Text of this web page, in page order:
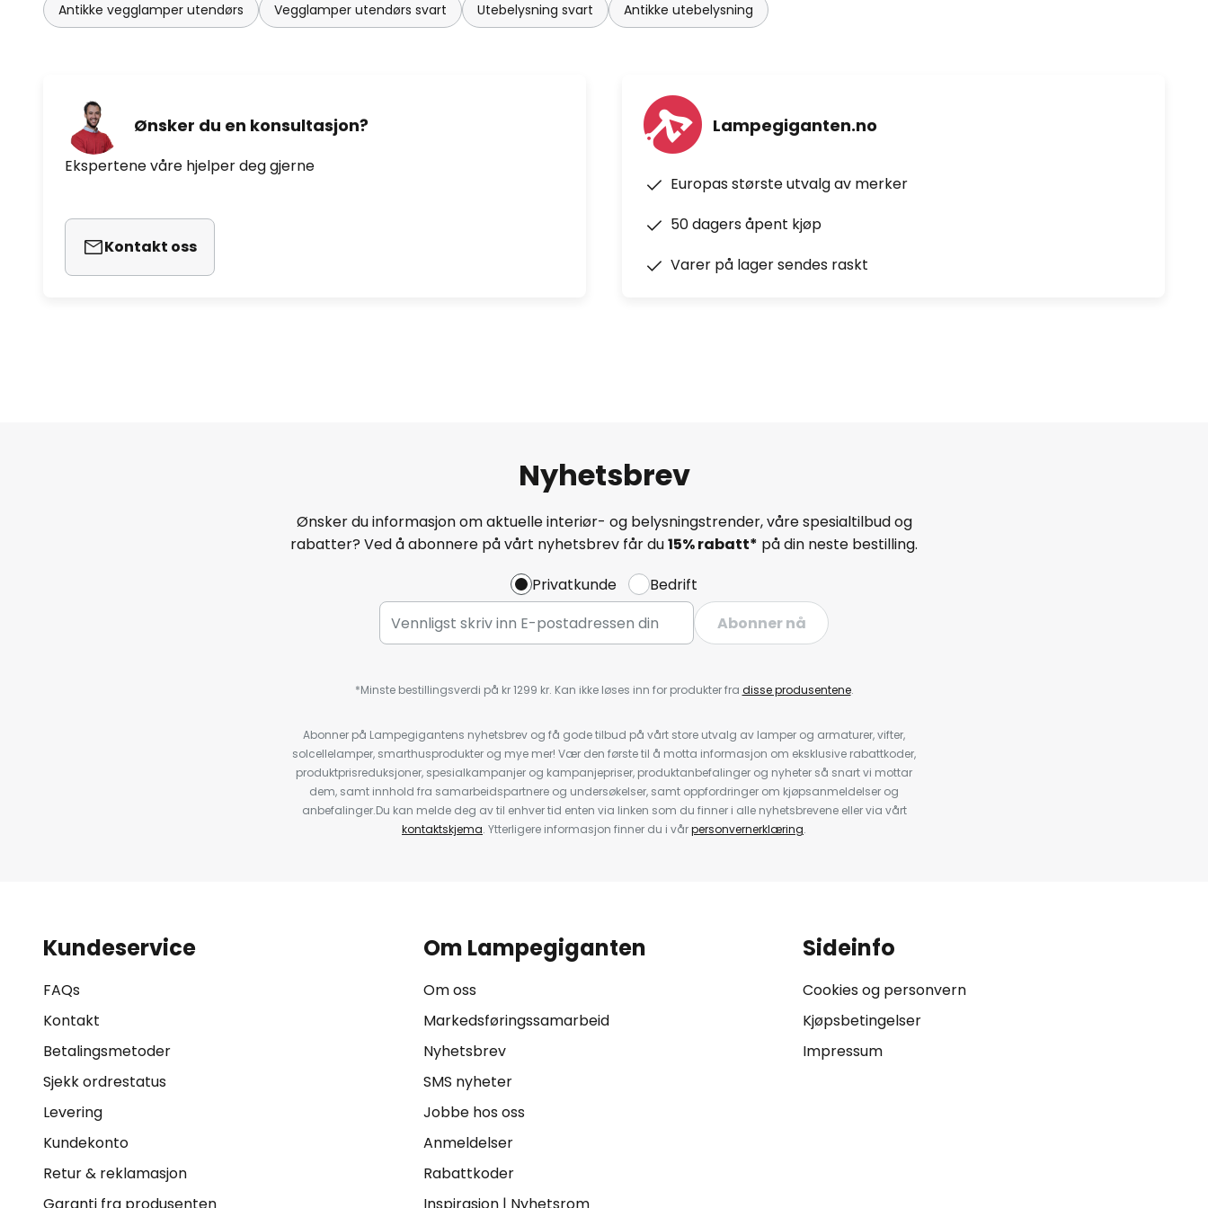
Antikke vegglamper utendørs Vegglamper utendørs svart Utebelysning svart Antikke utebelysning
Ønsker du en konsultasjon?
Ekspertene våre hjelper deg gjerne
Kontakt oss
Lampegiganten.no
Europas største utvalg av merker
50 dagers åpent kjøp
Varer på lager sendes raskt
Nyhetsbrev
Ønsker du informasjon om aktuelle interiør- og belysningstrender, våre spesialtilbud og
rabatter? Ved å abonnere på vårt nyhetsbrev får du15% rabatt* på din neste bestilling.
Privatkunde
Bedrift
Abonner nå
*Minste bestillingsverdi på kr 1299 kr. Kan ikke løses inn for produkter fra disse produsentene.
Abonner på Lampegigantens nyhetsbrev og få gode tilbud på vårt store utvalg av lamper og armaturer, vifter,
solcellelamper, smarthusprodukter og mye mer! Vær den første til å motta informasjon om eksklusive rabattkoder,
produktprisreduksjoner, spesialkampanjer og kampanjepriser, produktanbefalinger og nyheter så snart vi mottar
dem, samt innhold fra samarbeidspartnere og undersøkelser, samt oppfordringer om kjøpsanmeldelser og
anbefalinger.Du kan melde deg av til enhver tid enten via linken som du finner i alle nyhetsbrevene eller via vårt
kontaktskjema. Ytterligere informasjon finner du i vårpersonvernerklæring.
Kundeservice
FAQs
Kontakt
Betalingsmetoder
Sjekk ordrestatus
Levering
Kundekonto
Retur & reklamasjon
Om Lampegiganten
Om oss
Markedsføringssamarbeid
Nyhetsbrev
SMS nyheter
Jobbe hos oss
Anmeldelser
Rabattkoder
Sideinfo
Cookies og personvern
Kjøpsbetingelser
Impressum